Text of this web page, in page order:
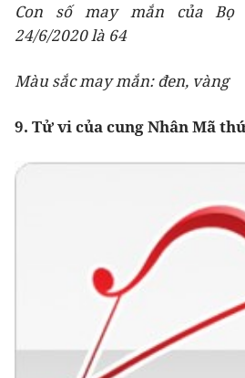
Con số may mắn của
24/6/2020 là 64
Màu sắc may mắn: đen, vàng
9. Tử vi của cung Nhân Mã